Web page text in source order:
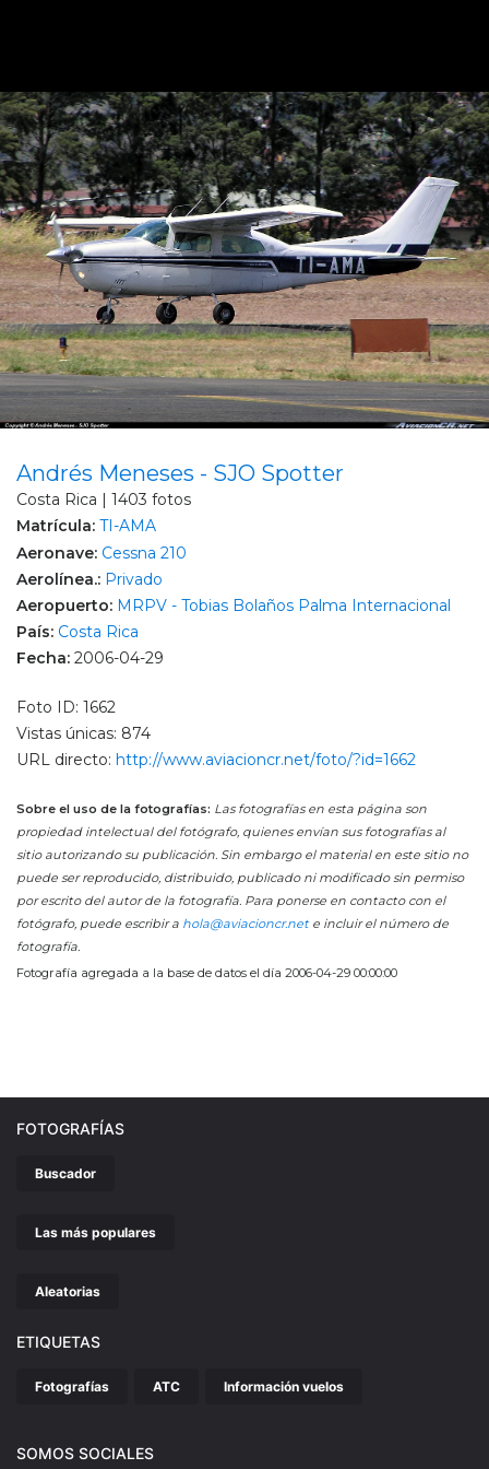
Andrés Meneses - SJO Spotter
Costa Rica | 1403 fotos
Matrícula: TI-AMA
Aeronave: Cessna 210
Aerolínea.: Privado
Aeropuerto: MRPV - Tobias Bolaños Palma Internacional
País: Costa Rica
Fecha: 2006-04-29
Foto ID: 1662
Vistas únicas: 874
URL directo: http://www.aviacioncr.net/foto/?id=1662
Sobre el uso de la fotografías: Las fotografías en esta página son
propiedad intelectual del fotógrafo, quienes envían sus fotografías al
sitio autorizando su publicación. Sin embargo el material en este sitio no
puede ser reproducido, distribuido, publicado ni modificado sin permiso
por escrito del autor de la fotografía. Para ponerse en contacto con el
fotógrafo, puede escribir a hola@aviacioncr.nete incluir el número de
fotografía.
Fotografía agregada a la base de datos el día 2006-04-29 00:00:00
FOTOGRAFÍAS
Buscador
Las más populares
Aleatorias
ETIQUETAS
Fotografías ATC Información vuelos
SOMOS SOCIALES